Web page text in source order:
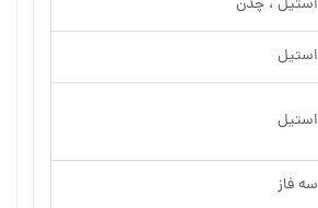
استیل
استیل
سه فاز